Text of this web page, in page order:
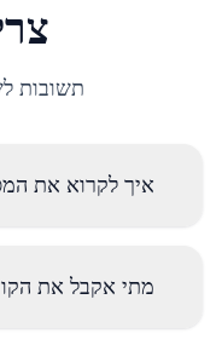
תשובות
איך לקרוא את
הקוד מהתווית על גוף
מתי אקבל את